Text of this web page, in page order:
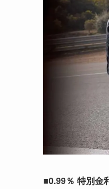
■0.99％ 特別金